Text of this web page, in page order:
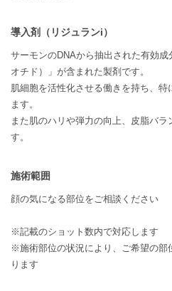
導入剤（リジュランi）
サーモンのDNAから抽出された有効
オチド）」が含まれた製剤です。
肌細胞を活性化させる働きを持ち、
ます。
また肌のハリや弾力の向上、皮脂バラ
す。
施術範囲
顔の気になる部位をご相談ください
※記載のショット数内で対応します
※施術部位の状況により、ご希望の部
ります